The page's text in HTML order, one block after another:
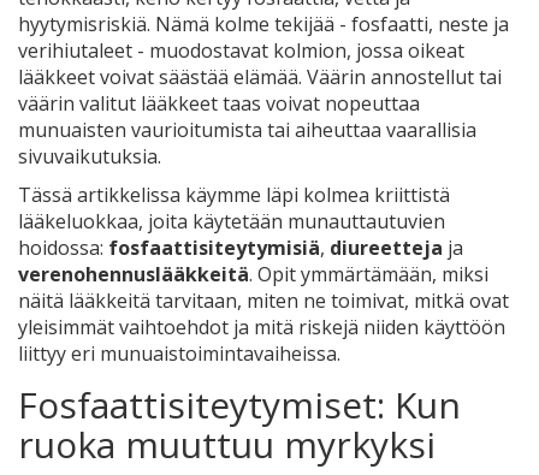
hyytymisriskiä. Nämä kolme tekijää - fosfaatti, neste ja
verihiutaleet - muodostavat kolmion, jossa oikeat
lääkkeet voivat säästää elämää. Väärin annostellut tai
väärin valitut lääkkeet taas voivat nopeuttaa
munuaisten vaurioitumista tai aiheuttaa vaarallisia
sivuvaikutuksia.
Tässä artikkelissa käymme läpi kolmea kriittistä
lääkeluokkaa, joita käytetään munauttautuvien
hoidossa: fosfaattisiteytymisiä, diureetteja ja
verenohennuslääkkeitä. Opit ymmärtämään, miksi
näitä lääkkeitä tarvitaan, miten ne toimivat, mitkä ovat
yleisimmät vaihtoehdot ja mitä riskejä niiden käyttöön
liittyy eri munuaistoimintavaiheissa.
Fosfaattisiteytymiset: Kun
ruoka muuttuu myrkyksi